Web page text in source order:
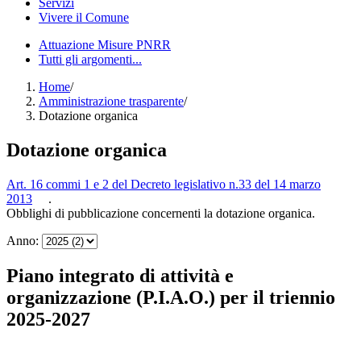
Servizi
Vivere il Comune
Attuazione Misure PNRR
Tutti gli argomenti...
Home/
Amministrazione trasparente/
Dotazione organica
Dotazione organica
Art. 16 commi 1 e 2 del Decreto legislativo n.33 del 14 marzo
2013
.
Obblighi di pubblicazione concernenti la dotazione organica.
Anno:
Piano integrato di attività e
organizzazione (P.I.A.O.) per il triennio
2025-2027